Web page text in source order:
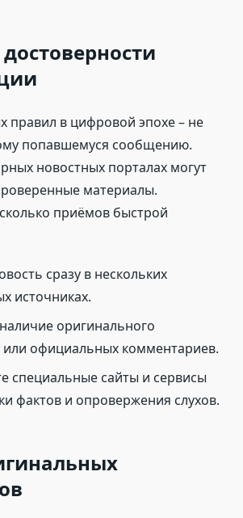
правил в цифровой эпохе – не
попавшемуся сообщению.
новостных порталах могут
материалы.
приёмов быстрой
сразу в нескольких
источниках.
оригинального
официальных комментариев.
специальные сайты и сервисы
фактов и опровержения слухов.